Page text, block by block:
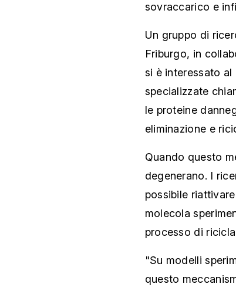
sovraccarico e
Un gruppo di
Friburgo, in
si è interessato
specializzate
le proteine
eliminazione e
Quando questo
degenerano. I
possibile
molecola
processo di
"Su modelli
questo